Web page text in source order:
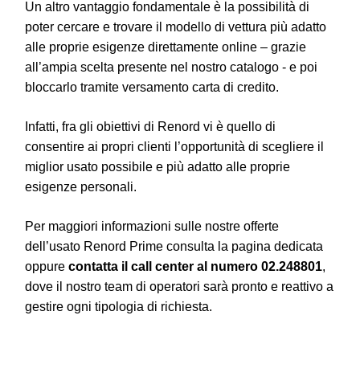
Un altro vantaggio fondamentale è la possibilità di
poter cercare e trovare il modello di vettura più adatto
alle proprie esigenze direttamente online – grazie
all’ampia scelta presente nel nostro catalogo - e poi
bloccarlo tramite versamento carta di credito.
Infatti, fra gli obiettivi di Renord vi è quello di
consentire ai propri clienti l’opportunità di scegliere il
miglior usato possibile e più adatto alle proprie
esigenze personali.
Per maggiori informazioni sulle nostre offerte
dell’usato Renord Prime consulta la pagina dedicata
oppure contatta il call center al numero 02.248801,
dove il nostro team di operatori sarà pronto e reattivo a
gestire ogni tipologia di richiesta.